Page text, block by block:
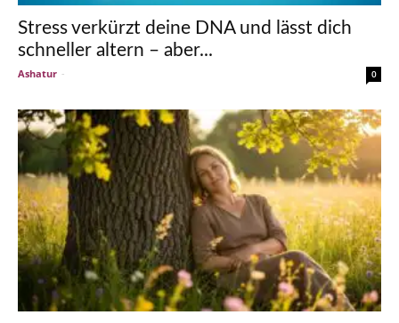
Stress verkürzt deine DNA und lässt dich
schneller altern – aber...
Ashatur - 0